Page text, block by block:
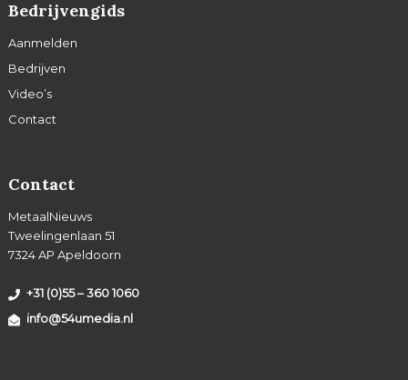
Bedrijvengids
Aanmelden
Bedrijven
Video’s
Contact
Contact
MetaalNieuws
Tweelingenlaan 51
7324 AP Apeldoorn
+31 (0)55 – 360 1060
info@54umedia.nl